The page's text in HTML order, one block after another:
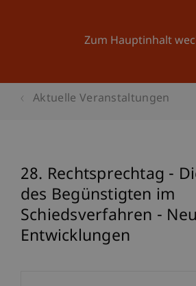
Zum Hauptinhalt
Aktuelle Veranstaltungen
28. Rechtsprechtag -
des Begünstigten im
Schiedsverfahren -
Entwicklungen